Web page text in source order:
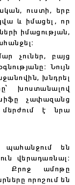
ուստի, երբ
և իմացել, որ
իմացության,
չուներ, բայց
Նույն
խնդրել
խոստանալով
չափազանց
է նրա
պահանջում են
վերադառնալ։
Քրոջ ամոթը
որոշում են